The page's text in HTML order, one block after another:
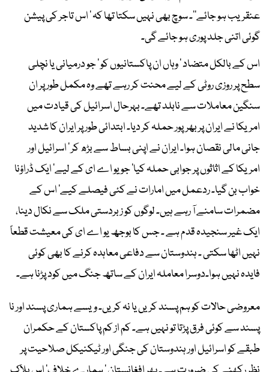
عنقریب ہو جائے‘‘۔ سوچ بھی نہیں سکتا تھا کہ ‘ اس تاجر کی پیشن
گوئی اتنی جلد پوری ہو جائے گی۔
اس کے بالکل متضاد ‘ وہاں ان پاکستانیوں کو ‘ جو درمیانی یا نچلی
سطح پر روزی روٹی کے لیے محنت کر رہے تھے وہ مکمل طور پر ان
سنگین معاملات سے نابلد تھے۔ بہرحال اسرائیل کی قیادت میں
امریکا نے ایران پر بھرپور حملہ کر دیا۔ ابتدائی طور پر ایران کا شدید
جانی مالی نقصان ہوا۔ ایران نے اپنی بساط سے بڑھ کر ‘ اسرائیل اور
امریکا کے اثاثوں پر جوابی حملہ کیا‘ جو یو اے ای کے لیے‘ ایک ڈراؤنا
خواب بن گیا۔ ردعمل میں امارات نے کئی فیصلے کیے‘ اس کے
مضمرات سامنے آ رہے ہیں۔ لوگوں کو زبردستی ملک سے نکال دینا،
ایک غیر سنجیدہ قدم ہے ۔ جس کا بوجھ یو اے ای کی معیشت قطعاً
نہیں اٹھا سکتی ۔ ہندوستان سے دفاعی معاہدہ کرنے کا بھی کوئی
فایدہ نہیں ہوا۔دوسرا معاملہ ایران کے ساتھ جنگ میں کود پڑنا ہے۔
معروضی حالات کو ہم پسند کریں یا نہ کریں۔ ویسے ہماری پسند اور نا
پسند سے کوئی فرق پڑتا تو نہیں ہے۔ کم از کم پاکستان کے حکمران
طبقے کو اسرائیل اور ہندوستان کی جنگی اور ٹیکنیکل صلاحیت پر